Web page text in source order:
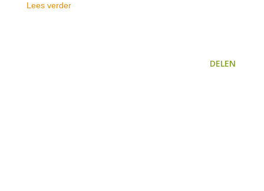
Lees verder
DELEN